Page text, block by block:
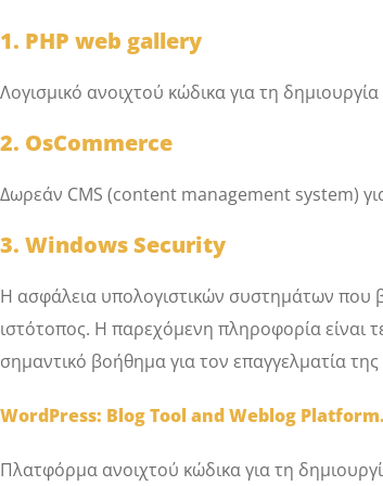
1. PHP web gallery
Λογισμικό ανοιχτού κώδικα για τη
2. OsCommerce
Δωρεάν CMS (content management system)
3. Windows Security
Η ασφάλεια υπολογιστικών συστημάτων που
ιστότοπος. Η παρεχόμενη πληροφορία είναι
σημαντικό βοήθημα για τον επαγγελματία
WordPress: BlogTool andWeblog Platform.
Πλατφόρμα ανοιχτού κώδικα για τη